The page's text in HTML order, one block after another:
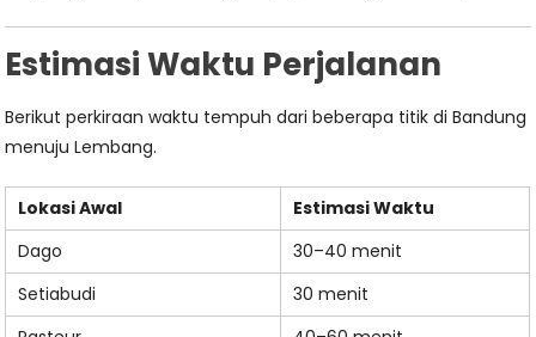
Estimasi Waktu Perjalanan
Berikut perkiraan waktu tempuh dari beberapa titik di Bandung
menuju Lembang.
Lokasi Awal
Estimasi Waktu
Dago
30–40 menit
Setiabudi
30 menit